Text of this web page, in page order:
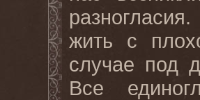
жить с
случае под
Все